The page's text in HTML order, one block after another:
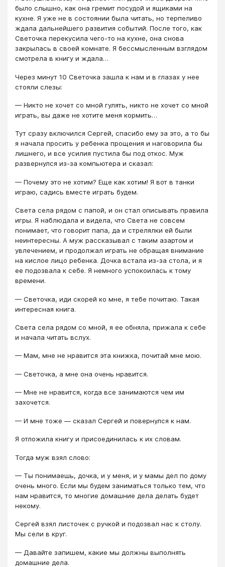
было слышно, как она гремит посудой и ящиками на
кухне. Я уже не в состоянии была читать, но терпеливо
ждала дальнейшего развития событий. После того, как
Светочка перекусила чего-то на кухне, она снова
закрылась в своей комнате. Я бессмысленным взглядом
смотрела в книгу и ждала…
Через минут 10 Светочка зашла к нам и в глазах у нее
стояли слезы:
— Никто не хочет со мной гулять, никто не хочет со мной
играть, вы даже не хотите меня кормить…
Тут сразу включился Сергей, спасибо ему за это, а то бы
я начала просить у ребенка прощения и наговорила бы
лишнего, и все усилия пустила бы под откос. Муж
развернулся из-за компьютера и сказал:
— Почему это не хотим? Еще как хотим! Я вот в танки
играю, садись вместе играть будем.
Света села рядом с папой, и он стал описывать правила
игры. Я наблюдала и видела, что Света не совсем
понимает, что говорит папа, да и стрелялки ей были
неинтересны. А муж рассказывал с таким азартом и
увлечением, и продолжал играть не обращая внимание
на кислое лицо ребенка. Дочка встала из-за стола, и я
ее подозвала к себе. Я немного успокоилась к тому
времени.
— Светочка, иди скорей ко мне, я тебе почитаю. Такая
интересная книга.
Света села рядом со мной, я ее обняла, прижала к себе
и начала читать вслух.
— Мам, мне не нравится эта книжка, почитай мне мою.
— Светочка, а мне она очень нравится.
— Мне не нравится, когда все занимаются чем им
захочется.
— И мне тоже — сказал Сергей и повернулся к нам.
Я отложила книгу и присоединилась к их словам.
Тогда муж взял слово:
— Ты понимаешь, дочка, и у меня, и у мамы дел по дому
очень много. Если мы будем заниматься только тем, что
нам нравится, то многие домашние дела делать будет
некому.
Сергей взял листочек с ручкой и подозвал нас к столу.
Мы сели в круг.
— Давайте запишем, какие мы должны выполнять
домашние дела.